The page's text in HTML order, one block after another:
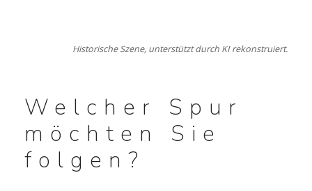
Historische Szene, unterstützt durch KI rekonstruiert.
Welcher Spur
möchten Sie
folgen?